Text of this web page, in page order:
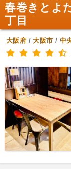
春巻きとよ
丁目
大阪府 /大阪市 / 中